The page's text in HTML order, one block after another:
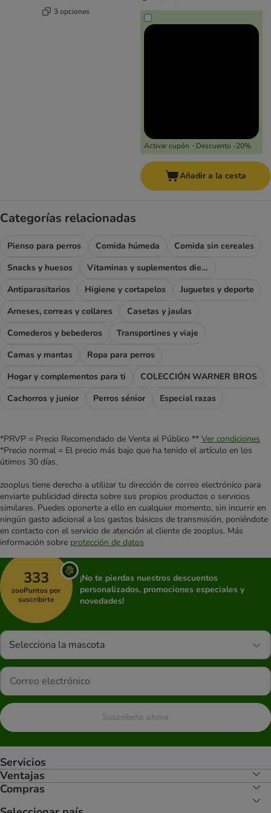
3 opciones
Activar cupón - Descuento -20%
Añadir a la cesta
Categorías relacionadas
Pienso para perros Comida húmeda
Comida sin cereales
Snacks y huesos
Vitaminas y suplementos dietéticos
Antiparasitarios
Higiene y cortapelos
Juguetes y deporte
Arneses, correas y collares
Casetas y jaulas
Comederos y bebederos
Transportines y viaje
Camas y mantas
Ropa para perros
Hogar y complementos para ti
COLECCIÓN WARNER BROS
Cachorros y junior
Perros sénior Especial razas
*PRVP = Precio Recomendado de Venta al Público ** Ver condiciones
*Precio normal = El precio más bajo que ha tenido el artículo en los
útimos 30 días.
zooplus tiene derecho a utilizar tu dirección de correo electrónico para
enviarte publicidad directa sobre sus propios productos o servicios
similares. Puedes oponerte a ello en cualquier momento, sin incurrir en
ningún gasto adicional a los gastos básicos de transmisión, poniéndote
en contacto con el servicio de atención al cliente de zooplus. Más
información sobre protección de datos
333
zooPuntos por
suscribirte
¡No te pierdas nuestros descuentos
personalizados, promociones especiales y
novedades!
Selecciona la mascota
Suscríbete ahora
Servicios
Ventajas
Compras